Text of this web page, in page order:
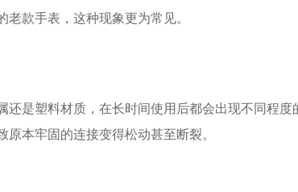
款手表，这种现象更为常见。
塑料材质，在长时间使用后都会出现不同程度
本牢固的连接变得松动甚至断裂。